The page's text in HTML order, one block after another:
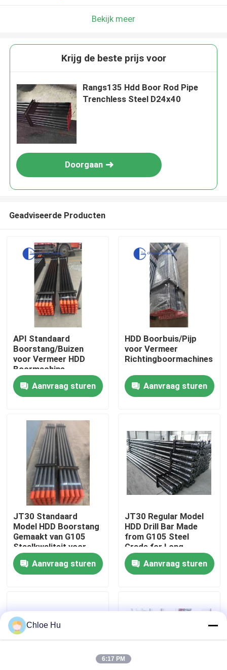
Huis
Ongeveer ons
Fabrieksreis
Kwaliteitscontrole
Nieuws
Gevallen
Boorinstallatiemachines
Boorinstallatie voor waterputten
Bekijk meer
Krijg de beste prijs voor
Rangs135 Hdd Boor Rod Pipe
Trenchless Steel D24x40
Doorgaan
Geadviseerde Producten
API Standaard
Boorstang/Buizen
voor Vermeer HDD
Boormachine
Aanvraag sturen
HDD Boorbuis/Pijp
voor Vermeer
Richtingboormachines
Aanvraag sturen
JT30 Standaard
Model HDD Boorstang
Gemaakt van G105
Staalkwaliteit voor
Langdurige Prestaties
Aanvraag sturen
JT30 Regular Model
HDD Drill Bar Made
from G105 Steel
Grade for Long-
Lasting
Aanvraag sturen
Chloe Hu
6:17 PM